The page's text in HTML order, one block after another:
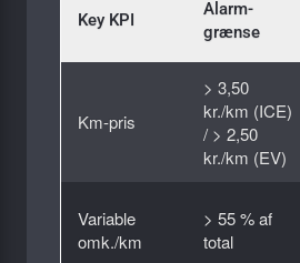
Key KPI
Alarm­
grænse
Km-pris
> 3,50
kr./km (ICE)
/ > 2,50
kr./km (EV)
Variable
omk./km
> 55 % af
total